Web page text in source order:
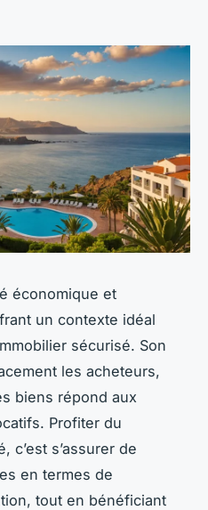
économique et
un contexte idéal
sécurisé. Son
les acheteurs,
biens répond aux
Profiter du
c’est s’assurer de
en termes de
tout en bénéficiant